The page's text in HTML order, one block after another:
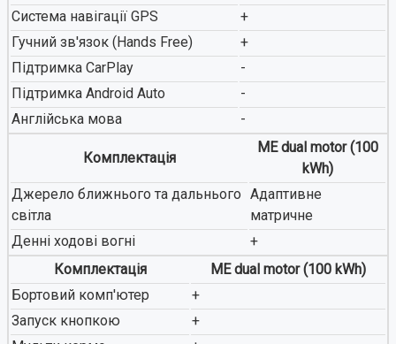
Система навігації GPS
+
Гучний зв'язок (Hands Free)
+
Підтримка CarPlay
-
Підтримка Android Auto
-
Англійська мова
-
Комплектація
ME dual motor (100
kWh)
Джерело ближнього та дальнього
світла
Адаптивне
матричне
Денні ходові вогні
+
Комплектація
ME dual motor (100 kWh)
Бортовий комп'ютер
+
Запуск кнопкою
+